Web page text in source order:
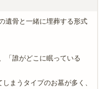
遺骨と一緒に埋葬する形式
「誰がどこに眠っている
まうタイプのお墓が多く、